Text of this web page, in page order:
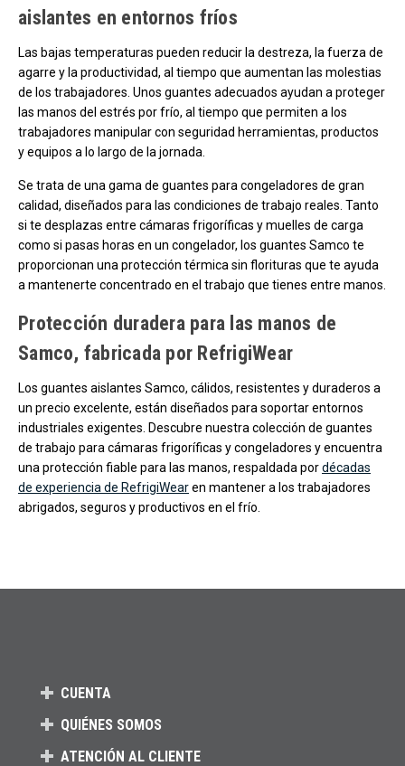
aislantes en entornos fríos
Las bajas temperaturas pueden reducir la destreza, la fuerza de
agarre y la productividad, al tiempo que aumentan las molestias
de los trabajadores. Unos guantes adecuados ayudan a proteger
las manos del estrés por frío, al tiempo que permiten a los
trabajadores manipular con seguridad herramientas, productos
y equipos a lo largo de la jornada.
Se trata de una gama de guantes para congeladores de gran
calidad, diseñados para las condiciones de trabajo reales. Tanto
si te desplazas entre cámaras frigoríficas y muelles de carga
como si pasas horas en un congelador, los guantes Samco te
proporcionan una protección térmica sin florituras que te ayuda
a mantenerte concentrado en el trabajo que tienes entre manos.
Protección duradera para las manos de
Samco, fabricada por RefrigiWear
Los guantes aislantes Samco, cálidos, resistentes y duraderos a
un precio excelente, están diseñados para soportar entornos
industriales exigentes. Descubre nuestra colección de guantes
de trabajo para cámaras frigoríficas y congeladores y encuentra
una protección fiable para las manos, respaldada pordécadas
de experiencia de RefrigiWearen mantener a los trabajadores
abrigados, seguros y productivos en el frío.
CUENTA
QUIÉNES SOMOS
ATENCIÓN AL CLIENTE